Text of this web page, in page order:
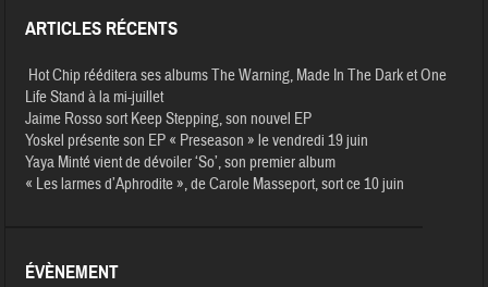
ARTICLES RÉCENTS
Hot Chip rééditera ses albums The Warning, Made In The Dark et One
Life Stand à la mi-juillet
Jaime Rosso sort Keep Stepping, son nouvel EP
Yoskel présente son EP « Preseason » le vendredi 19 juin
Yaya Minté vient de dévoiler ‘So’, son premier album
« Les larmes d’Aphrodite », de Carole Masseport, sort ce 10 juin
ÉVÈNEMENT